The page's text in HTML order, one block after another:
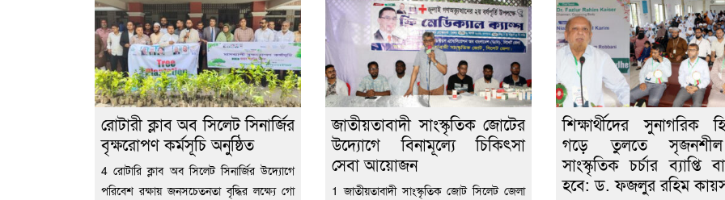
রোটারী ক্লাব অব সিলেট সিনার্জির
বৃক্ষরোপণ কর্মসূচি অনুষ্ঠিত
4 রোটারি ক্লাব অব সিলেট সিনার্জির উদ্যোগে
পরিবেশ রক্ষায় জনসচেতনতা বৃদ্ধির লক্ষ্যে গো
জাতীয়তাবাদী সাংস্কৃতিক জোটের
উদ্যোগে বিনামূল্যে চিকিৎসা
সেবা আয়োজন
1 জাতীয়তাবাদী সাংস্কৃতিক জোট সিলেট জেলা
শিক্ষার্থীদের সুনাগরিক
গড়ে তুলতে
সাংস্কৃতিক চর্চার ব্যাপ্তি
হবে: ড. ফজলুর রহিম